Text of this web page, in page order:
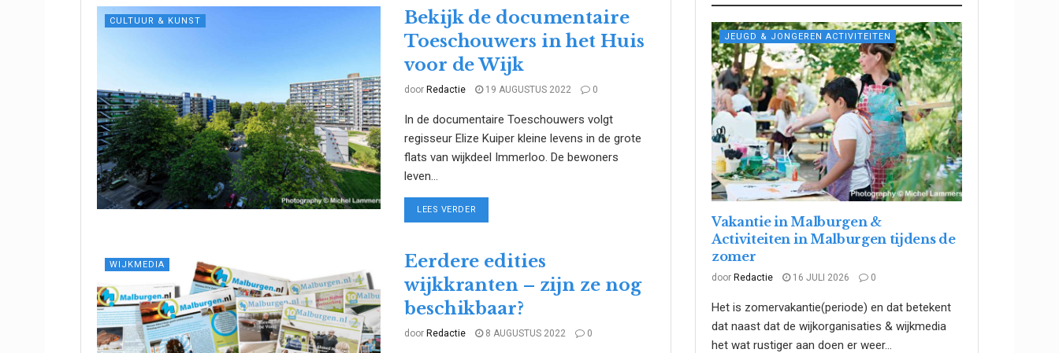
CULTUUR & KUNST
Bekijk de documentaire
Toeschouwers in het Huis
voor de Wijk
door Redactie 19 AUGUSTUS 2022 0
In de documentaire Toeschouwers volgt
regisseur Elize Kuiper kleine levens in de grote
flats van wijkdeel Immerloo. De bewoners
leven...
LEES VERDER
WIJKMEDIA
Eerdere edities
wijkkranten – zijn ze nog
beschikbaar?
door Redactie 8 AUGUSTUS 2022 0
JEUGD & JONGEREN ACTIVITEITEN
Vakantie in Malburgen &
Activiteiten in Malburgen tijdens de
zomer
door Redactie 16 JULI 2026 0
Het is zomervakantie(periode) en dat betekent
dat naast dat de wijkorganisaties & wijkmedia
het wat rustiger aan doen er weer...